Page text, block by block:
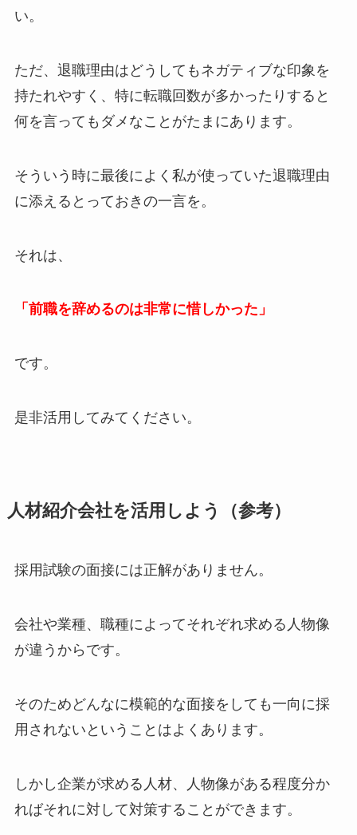
い。
ただ、退職理由はどうしてもネガティブな印象を
持たれやすく、特に転職回数が多かったりすると
何を言ってもダメなことがたまにあります。
そういう時に最後によく私が使っていた退職理由
に添えるとっておきの一言を。
それは、
「前職を辞めるのは非常に惜しかった」
です。
是非活用してみてください。
人材紹介会社を活用しよう（参考）
採用試験の面接には正解がありません。
会社や業種、職種によってそれぞれ求める人物像
が違うからです。
そのためどんなに模範的な面接をしても一向に採
用されないということはよくあります。
しかし企業が求める人材、人物像がある程度分か
ればそれに対して対策することができます。